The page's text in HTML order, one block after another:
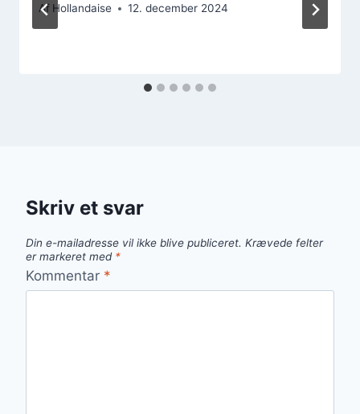
Af Hollandaise 12. december 2024
Skriv et svar
Din e-mailadresse vil ikke blive publiceret. Krævede felter
er markeret med *
Kommentar *